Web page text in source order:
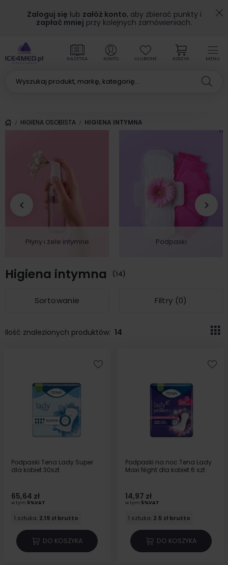
Zaloguj się lub załóż konto, aby zbierać punkty i
zapłać mniej przy kolejnych zamówieniach.
MENU
GAZETKA KONTO ULUBIONE KOSZYK
HIGIENA OSOBISTA HIGIENA INTYMNA
Płyny i żele intymne Podpaski
Poprzedni
keyboard_arrow_left keyboard_arrow_right
Higiena intymna (14)
Sortowanie Filtry (0)
Ilość znalezionych produktów: 14
Podpaski Tena Lady Super
dla kobiet 30szt
65,64 zł
w tym 5%VAT
1 sztuka: 2.19 zł brutto
DO KOSZYKA
Podpaski na noc Tena Lady
Maxi Night dla kobiet 6 szt
14,97 zł
w tym 5%VAT
1 sztuka: 2.5 zł brutto
DO KOSZYKA